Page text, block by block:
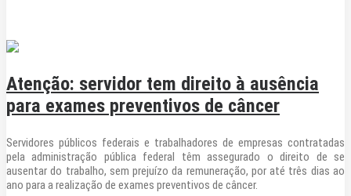
Atenção: servidor tem direito à ausência
para exames preventivos de câncer
Servidores públicos federais e trabalhadores de empresas contratadas
pela administração pública federal têm assegurado o direito de se
ausentar do trabalho, sem prejuízo da remuneração, por até três dias ao
ano para a realização de exames preventivos de câncer.